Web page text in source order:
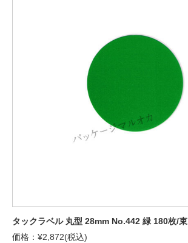
タックラベル 丸型 28mm No.442 緑 180枚/束
価格：¥2,872(税込)